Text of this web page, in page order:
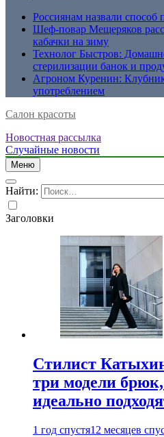
Россиянам назвали
Шеф-повар Мещеряков
кабачки на зиму
Технолог Быстров:
стерилизации банок и
Агроном Куренин:
употреблением
Салон красоты
Новостная рассылка
Случайные новости
Меню
Найти:
Заголовки
Стилист
три модели
идеально
1 год спустя12 месяцев